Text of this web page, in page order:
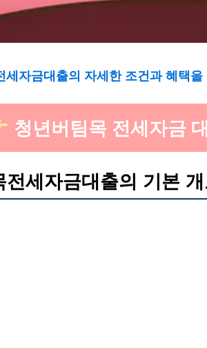
세자금대출의 자세한 조건과 혜택
청년버팀목 전세자금
전세자금대출의 기본